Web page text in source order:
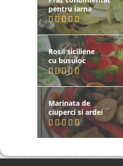
pentru iarna
Rosii siciliene
cu busuioc
Marinata de
ciuperci si ardei